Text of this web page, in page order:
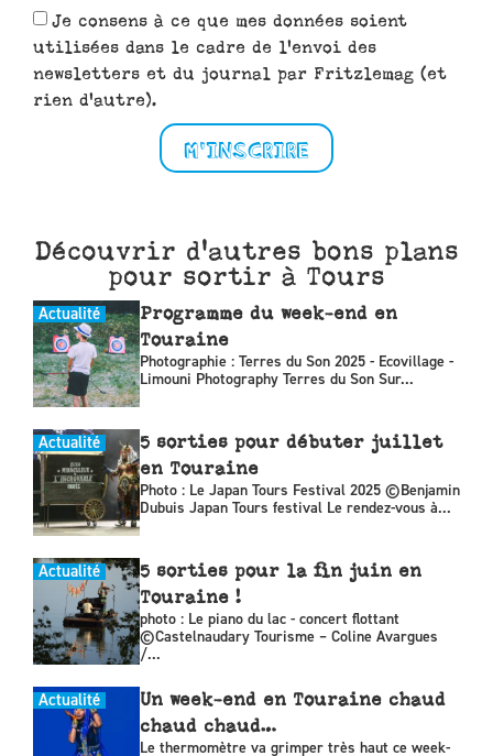
Je consens à ce que mes données soient
utilisées dans le cadre de l'envoi des
newsletters et du journal par Fritzlemag (et
rien d'autre).
M'INSCRIRE
Découvrir d'autres bons plans
pour sortir à Tours
Actualité
Programme du week-end en
Touraine
Photographie : Terres du Son 2025 - Ecovillage -
Limouni Photography Terres du Son Sur...
Actualité
5 sorties pour débuter juillet
en Touraine
Photo : Le Japan Tours Festival 2025 ©Benjamin
Dubuis Japan Tours festival Le rendez-vous à...
Actualité
5 sorties pour la fin juin en
Touraine !
photo : Le piano du lac - concert flottant
©Castelnaudary Tourisme – Coline Avargues
/...
Actualité
Un week-end en Touraine chaud
chaud chaud…
Le thermomètre va grimper très haut ce week-